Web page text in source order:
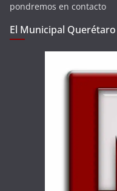
pondremos en contacto
El Municipal Querétaro